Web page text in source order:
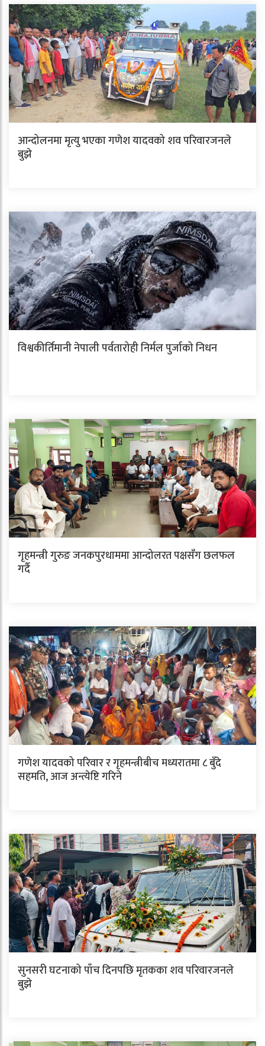
आन्दोलनमा मृत्यु भएका गणेश यादवको शव परिवारजनले
बुझे
विश्वकीर्तिमानी नेपाली पर्वतारोही निर्मल पुर्जाको निधन
गृहमन्त्री गुरुङ जनकपुरधाममा आन्दोलरत पक्षसँग छलफल
गर्दै
गणेश यादवको परिवार र गृहमन्त्रीबीच मध्यरातमा ८ बुँदे
सहमति, आज अन्त्येष्टि गरिने
सुनसरी घटनाको पाँच दिनपछि मृतकका शव परिवारजनले
बुझे